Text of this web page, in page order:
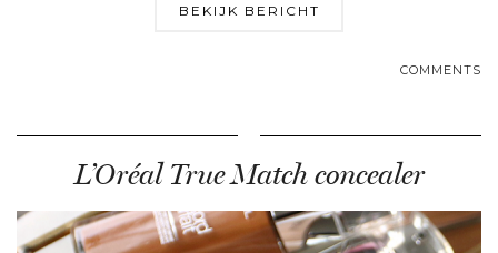
BEKIJK BERICHT
COMMENTS
L’Oréal True Match concealer